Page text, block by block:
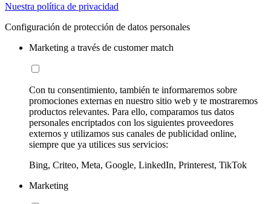
Nuestra política de privacidad
Configuración de protección de datos personales
Marketing a través de customer match
Con tu consentimiento, también te informaremos sobre
promociones externas en nuestro sitio web y te mostraremos
productos relevantes. Para ello, comparamos tus datos
personales encriptados con los siguientes proveedores
externos y utilizamos sus canales de publicidad online,
siempre que ya utilices sus servicios:
Bing, Criteo, Meta, Google, LinkedIn, Printerest, TikTok
Marketing